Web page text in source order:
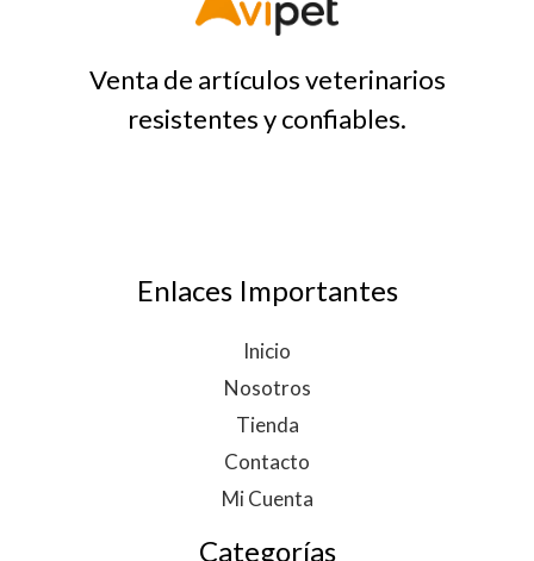
Venta de artículos veterinarios
resistentes y confiables.
Enlaces Importantes
Inicio
Nosotros
Tienda
Contacto
Mi Cuenta
Categorías